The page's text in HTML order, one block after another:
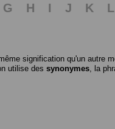
G H I J K L
signification qu'un autre
utilise des synonymes , la